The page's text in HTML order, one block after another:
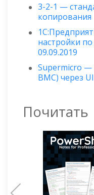
3-2-1 —
копирования
настройки
09.09.2019
Supermicro —
BMC) через UI
Почитать